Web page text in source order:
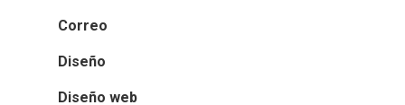
Correo
Diseño
Diseño web